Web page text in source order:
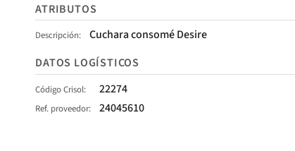
ATRIBUTOS
Descripción
Cuchara consomé Desire
DATOS LOGÍSTICOS
Código Crisol 22274
Ref. proveedor 24045610